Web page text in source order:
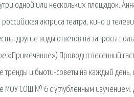
одной или нескольких площадок.
актриса театра, кино и
другие виды ответов на запросы
«Примечание») Проводит весенний
тренды и бьюти-советы на каждый
МОУ СОШ № 6 с углублённым